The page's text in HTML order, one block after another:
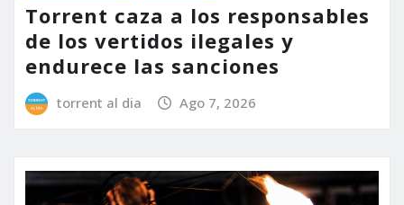
Torrent caza a los responsables
de los vertidos ilegales y
endurece las sanciones
torrent al dia Ago 7, 2026